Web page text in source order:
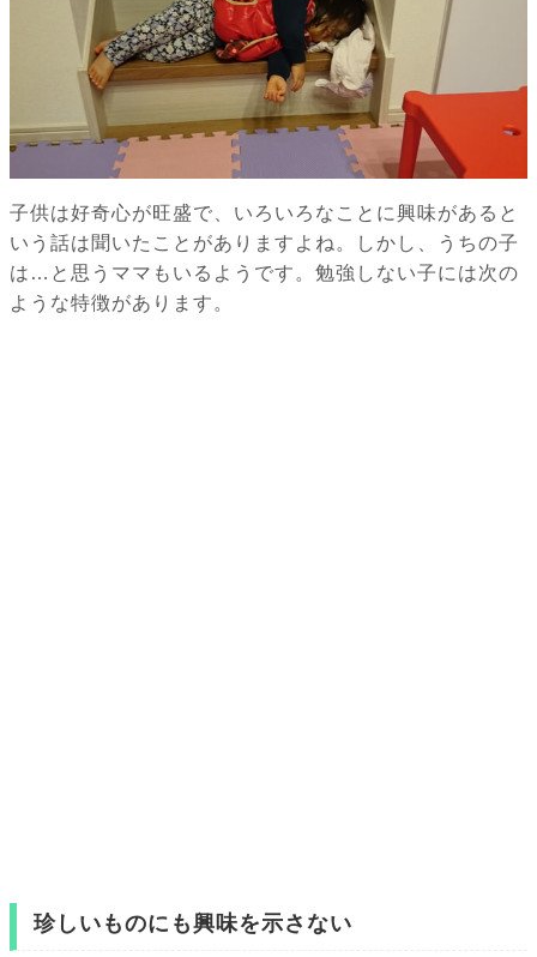
子供は好奇心が旺盛で、いろいろなことに興味があると
いう話は聞いたことがありますよね。しかし、うちの子
は…と思うママもいるようです。勉強しない子には次の
ような特徴があります。
珍しいものにも興味を示さない